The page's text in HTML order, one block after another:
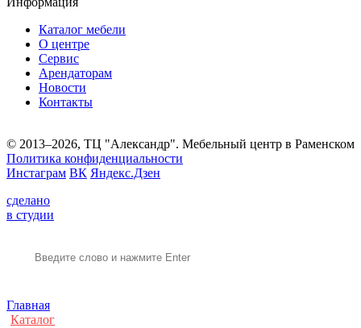
Каталог мебели
О центре
Сервис
Арендаторам
Новости
Контакты
© 2013–2026, ТЦ "Александр". Мебельный центр в Раменском
Политика конфиденциальности
Инстаграм ВК Яндекс.Дзен
сделано
в студии
Главная
Каталог